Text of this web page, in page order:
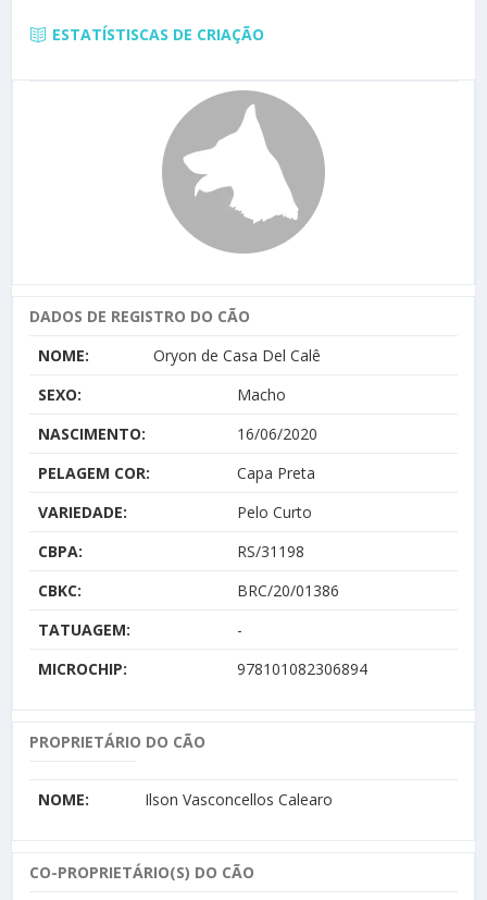
ESTATÍSTISCAS DE CRIAÇÃO
DADOS DE REGISTRO DO CÃO
NOME:
Oryon de Casa Del Calê
SEXO:
Macho
NASCIMENTO:
16/06/2020
PELAGEM COR:
Capa Preta
VARIEDADE:
Pelo Curto
CBPA:
RS/31198
CBKC:
BRC/20/01386
TATUAGEM:
-
MICROCHIP:
978101082306894
PROPRIETÁRIO DO CÃO
NOME: Ilson Vasconcellos Calearo
CO-PROPRIETÁRIO(S) DO CÃO